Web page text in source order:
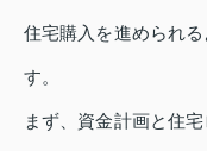
住宅購入を進められ
す。
まず、資金計画と住